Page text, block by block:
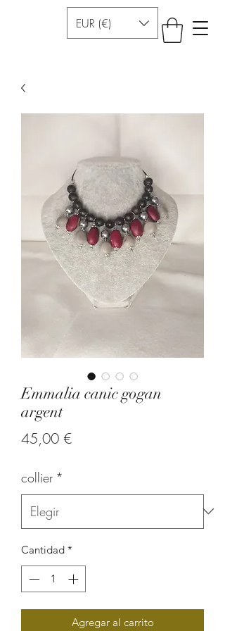
EUR (€)
Emmalia canic gogan
argent
45,00 €Precio
collier *
Cantidad *
Agregar al carrito